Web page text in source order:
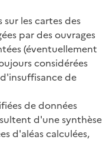
les cartes des
par des ouvrages
(éventuellement
considérées
de
de données
d'une synthèse
d'aléas calculées,